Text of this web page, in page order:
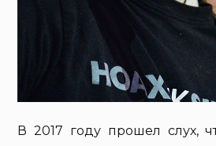
В 2017 году прошел слух,